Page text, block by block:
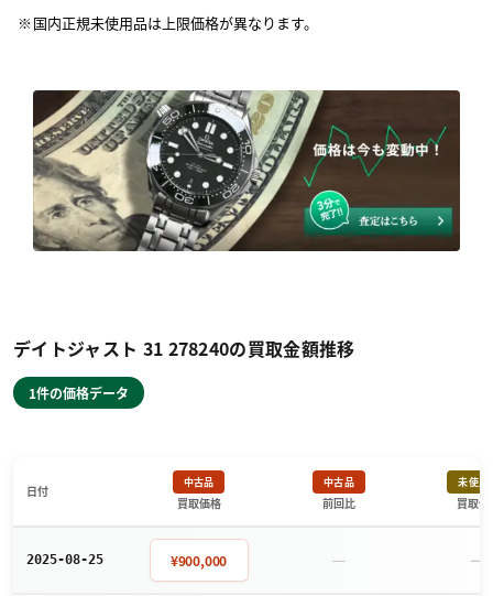
国内正規未使用品は上限価格が異なります。
デイトジャスト 31 278240の買取金額推移
1件の価格データ
日付
中古品
買取価格
中古品
前回比
未使用
買取価
2025-08-25 ¥900,000 － －